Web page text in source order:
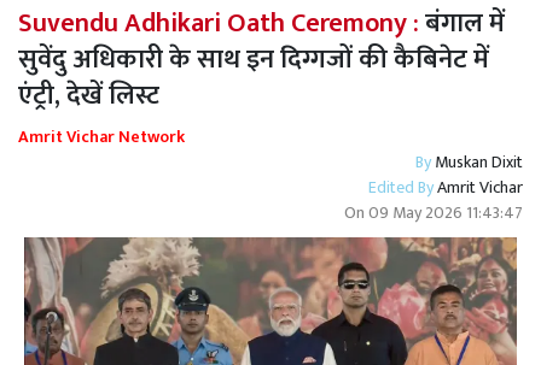
Suvendu Adhikari Oath Ceremony :बंगाल में
सुवेंदु अधिकारी के साथ इन दिग्गजों की कैबिनेट में
एंट्री, देखें लिस्ट
Amrit Vichar Network
ByMuskan Dixit
Edited ByAmrit Vichar
On09 May 2026 11:43:47